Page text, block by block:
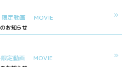
定動画 MOVIE
お知らせ
定動画 MOVIE